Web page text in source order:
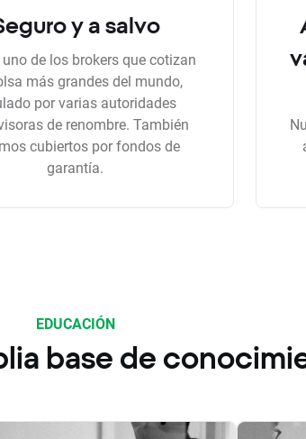
y a salvo
de los brokers que cotizan
más grandes del mundo,
por varias autoridades
de renombre. También
cubiertos por fondos de
garantía.
EDUCACIÓN
base de